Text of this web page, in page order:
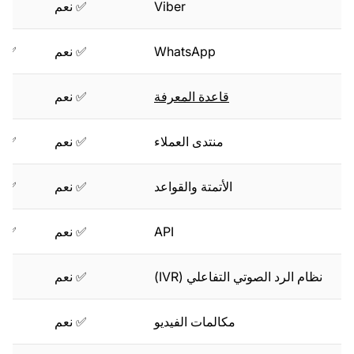
Viber ✅ نعم
WhatsApp ✅ نعم ✅
قاعدة المعرفة ✅ نعم
منتدى العملاء ✅ نعم ✅
الأتمتة والقواعد ✅ نعم ✅
API ✅ نعم ✅
نظام الرد الصوتي التفاعلي (IVR) ✅ نعم
مكالمات الفيديو ✅ نعم